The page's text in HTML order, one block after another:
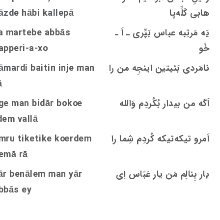
هابی کَلِّه‌پا
hābi kallepā
یَه مَرتِبه عباس بَپِّری ـ اَ ـ
خُو
martebe abbās
a-xo
نامَردی بَئیتین اینجِه من را
baitin inje man
اَگه من بیدار بُکُردِم وَالله
man bidār bokoe
vallā
اَمرو تیکه‌تیکه کُردِم شِما را
tiketike koerdem
rā
یار بِنالِم مَن یار عَبّاس اِی
benālem man yār
ey